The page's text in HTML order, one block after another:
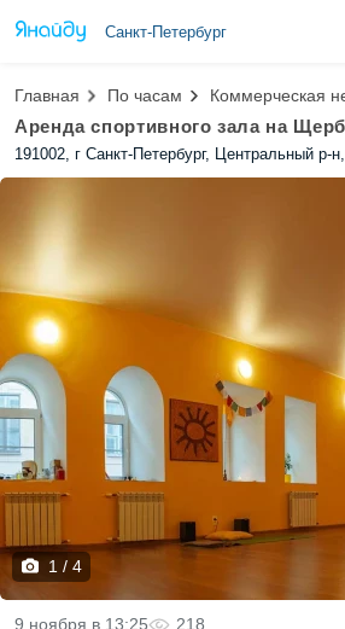
Санкт-Петербург
Главная По часам Коммерческая
Аренда спортивного зала на
191002, г Санкт-Петербург, Центральный р-
1 / 4
9 ноября в 13:25 218